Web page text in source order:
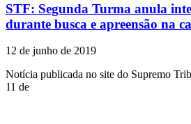
STF: Segunda Turma anula
durante busca e apreensão na
12 de junho de 2019
Notícia publicada no site do Supremo
11 de